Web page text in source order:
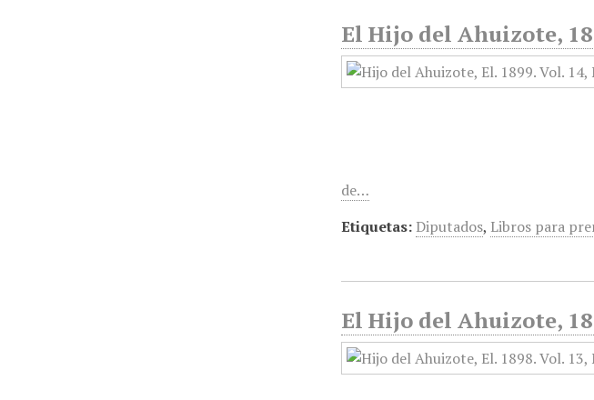
El Hijo del Ahuizote,
de…
Etiquetas: Diputados, Libros para
El Hijo del Ahuizote,